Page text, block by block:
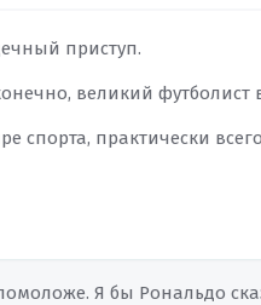
приступ.
великий футболист
спорта, практически
Я бы Рональдо